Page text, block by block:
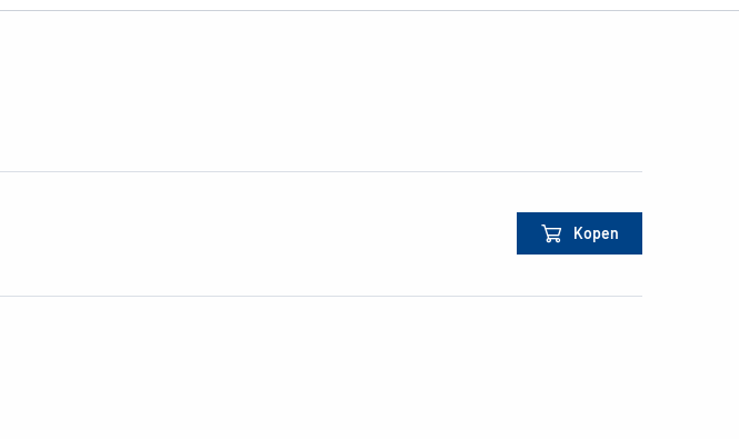
Kopen